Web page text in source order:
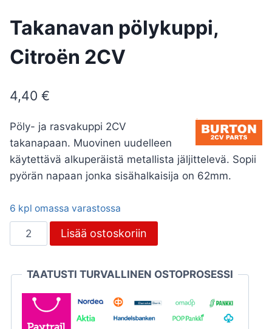
Takanavan pölykuppi,
Citroën 2CV
4,40 €
Pöly- ja rasvakuppi 2CV
takanapaan. Muovinen uudelleen
käytettävä alkuperäistä metallista jäljittelevä. Sopii
pyörän napaan jonka sisähalkaisija on 62mm.
6 kpl omassa varastossa
Takanavan
pölykuppi,
2CV
määrä
Lisää ostoskoriin
TAATUSTI TURVALLINEN OSTOPROSESSI